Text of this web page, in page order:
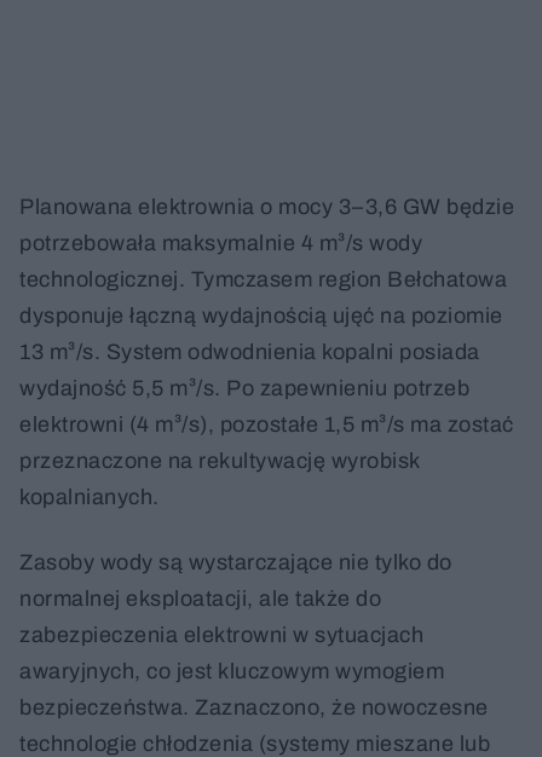
Planowana elektrownia o mocy 3–3,6 GW będzie
potrzebowała maksymalnie 4 m³/s wody
technologicznej. Tymczasem region Bełchatowa
dysponuje łączną wydajnością ujęć na poziomie
13 m³/s. System odwodnienia kopalni posiada
wydajność 5,5 m³/s. Po zapewnieniu potrzeb
elektrowni (4 m³/s), pozostałe 1,5 m³/s ma zostać
przeznaczone na rekultywację wyrobisk
kopalnianych.
Zasoby wody są wystarczające nie tylko do
normalnej eksploatacji, ale także do
zabezpieczenia elektrowni w sytuacjach
awaryjnych, co jest kluczowym wymogiem
bezpieczeństwa. Zaznaczono, że nowoczesne
technologie chłodzenia (systemy mieszane lub